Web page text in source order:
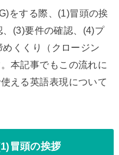
をする際、(1)冒頭の挨
(3)要件の確認、(4)プ
くくり（クロージン
本記事でもこの流れに
える英語表現について
冒頭の挨拶